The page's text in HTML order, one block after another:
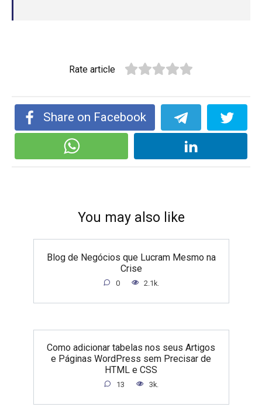
Rate article
Share on Facebook
You may also like
Blog de Negócios que Lucram Mesmo na
Crise
0 2.1k.
Como adicionar tabelas nos seus Artigos
e Páginas WordPress sem Precisar de
HTML e CSS
13 3k.